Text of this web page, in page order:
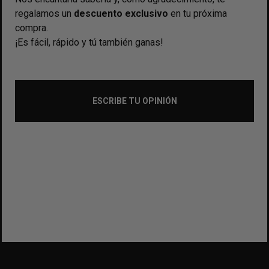
regalamos un descuento exclusivo en tu próxima
compra.
¡Es fácil, rápido y tú también ganas!
ESCRIBE TU OPINIÓN